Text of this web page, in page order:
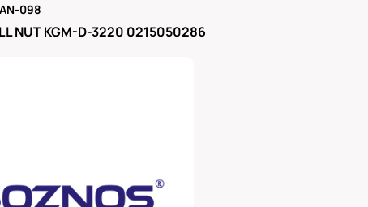
098
NUT KGM-D-3220 0215050286